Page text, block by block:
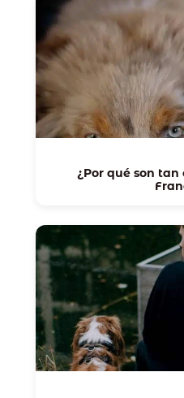
¿Por qué son